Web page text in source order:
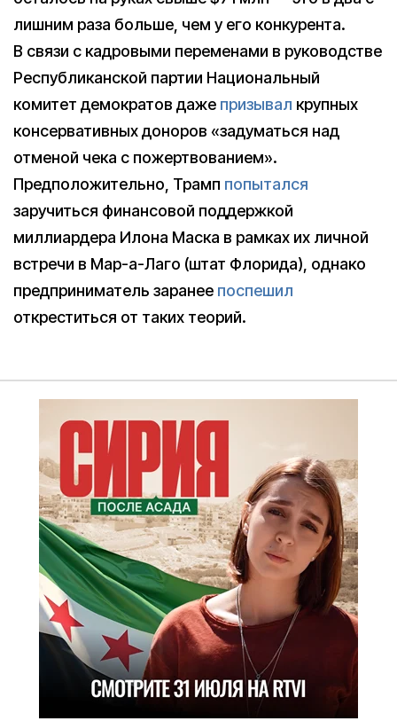
лишним раза больше, чем у его конкурента.
В связи с кадровыми переменами в руководстве
Республиканской партии Национальный
комитет демократов даже призывал крупных
консервативных доноров «задуматься над
отменой чека с пожертвованием».
Предположительно, Трамп попытался
заручиться финансовой поддержкой
миллиардера Илона Маска в рамках их личной
встречи в Мар-а-Лаго (штат Флорида), однако
предприниматель заранее поспешил
откреститься от таких теорий.